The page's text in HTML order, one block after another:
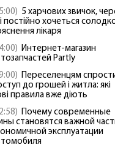
5 харчових звичок,
постійно хочеться
лікаря
Интернет-магазин
Partly
Переселенцям
до грошей і житла: які
правила вже діють
Почему современные
становятся важной
эксплуатации